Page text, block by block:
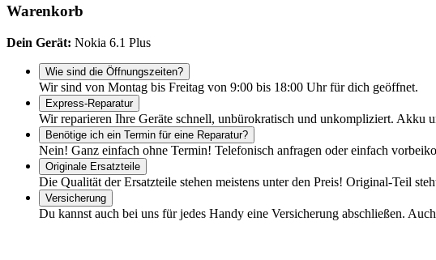
Warenkorb
Dein Gerät: Nokia 6.1 Plus
Wie sind die Öffnungszeiten?
Wir sind von Montag bis Freitag von 9:00 bis 18:00 Uhr für dich geöffnet.
Express-Reparatur
Wir reparieren Ihre Geräte schnell, unbürokratisch und unkompliziert. Akku
Benötige ich ein Termin für eine Reparatur?
Nein! Ganz einfach ohne Termin! Telefonisch anfragen oder einfach
Originale Ersatzteile
Die Qualität der Ersatzteile stehen meistens unter den Preis! Original-Teil
Versicherung
Du kannst auch bei uns für jedes Handy eine Versicherung abschließen.